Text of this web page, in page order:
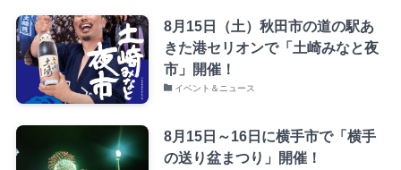
8月15日（土）秋田市の道の駅あ
きた港セリオンで「土崎みなと夜
市」開催！
イベント＆ニュース
8月15日～16日に横手市で「横手
の送り盆まつり」開催！